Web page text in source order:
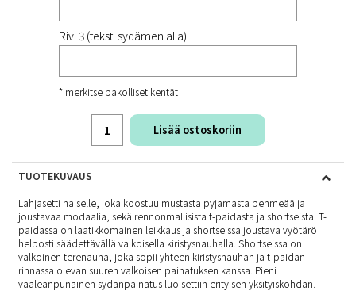
Rivi 3 (teksti sydämen alla):
* merkitse pakolliset kentät
Lisää ostoskoriin
TUOTEKUVAUS
Lahjasetti naiselle, joka koostuu mustasta pyjamasta pehmeää ja
joustavaa modaalia, sekä rennonmallisista t-paidasta ja shortseista. T-
paidassa on laatikkomainen leikkaus ja shortseissa joustava vyötärö
helposti säädettävällä valkoisella kiristysnauhalla. Shortseissa on
valkoinen terenauha, joka sopii yhteen kiristysnauhan ja t-paidan
rinnassa olevan suuren valkoisen painatuksen kanssa. Pieni
vaaleanpunainen sydänpainatus luo settiin erityisen yksityiskohdan.